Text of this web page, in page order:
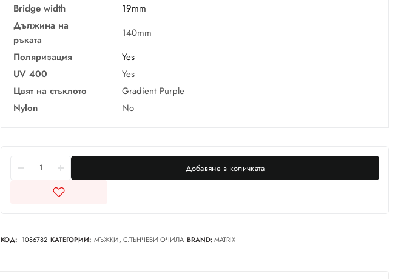
Bridge width
19mm
Дължина на
ръката
140mm
Поляризация
Yes
UV 400
Yes
Цвят на стъклото
Gradient Purple
Nylon
No
Добавяне в количката
КОД: 1086782 КАТЕГОРИИ: МЪЖКИ, СЛЪНЧЕВИ ОЧИЛА BRAND:MATRIX